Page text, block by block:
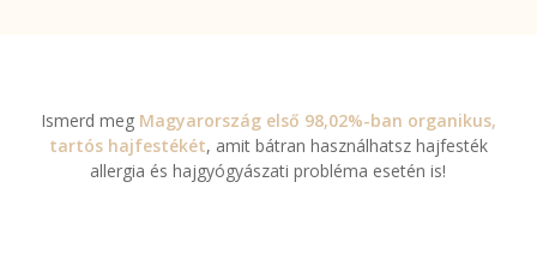
Ismerd meg Magyarország első 98,02%-ban organikus,
tartós hajfestékét, amit bátran használhatsz hajfesték
allergia és hajgyógyászati probléma esetén is!